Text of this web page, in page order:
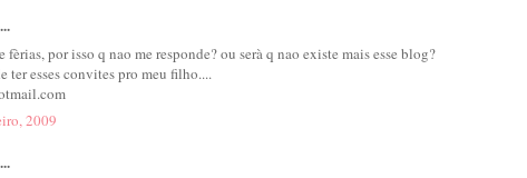
fèrias, por isso q nao me responde? ou serà q nao existe mais esse blog?
ter esses convites pro meu filho....
2009